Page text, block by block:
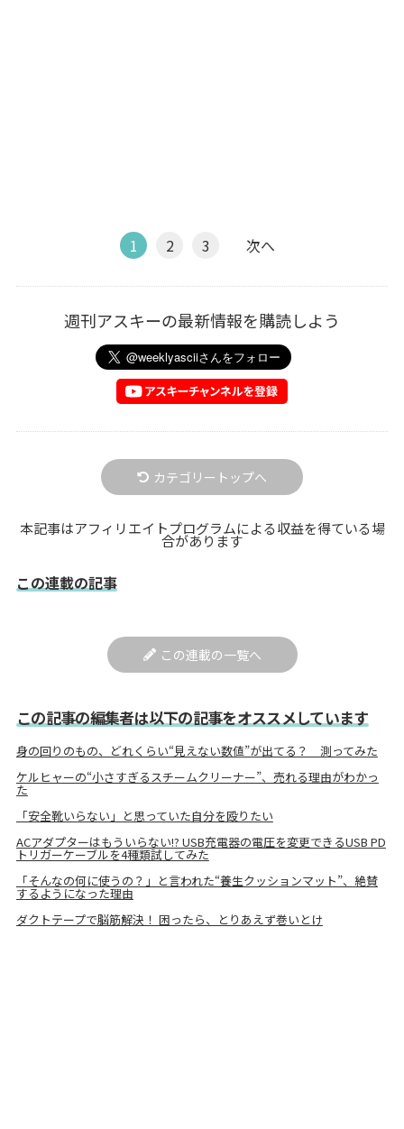
1 2 3 次へ
週刊アスキーの最新情報を購読しよう
カテゴリートップへ
本記事はアフィリエイトプログラムによる収益を得ている場
合があります
この連載の記事
この連載の一覧へ
この記事の編集者は以下の記事をオススメしています
身の回りのもの、どれくらい“見えない数値”が出てる？ 測ってみた
ケルヒャーの“小さすぎるスチームクリーナー”、売れる理由がわかっ
た
「安全靴いらない」と思っていた自分を殴りたい
ACアダプターはもういらない!? USB充電器の電圧を変更できるUSB PD
トリガーケーブルを4種類試してみた
「そんなの何に使うの？」と言われた“養生クッションマット”、絶賛
するようになった理由
ダクトテープで脳筋解決！ 困ったら、とりあえず巻いとけ